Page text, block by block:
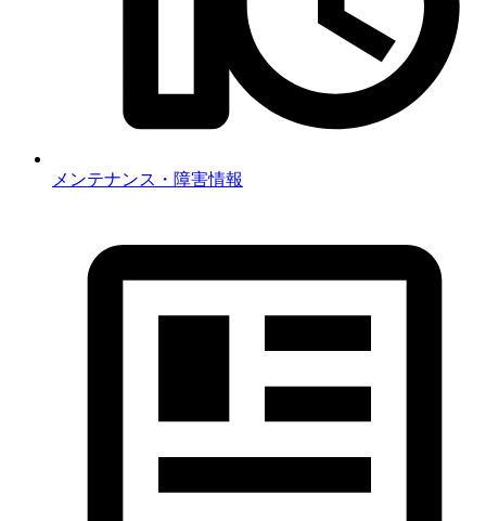
メンテナンス・障害情報